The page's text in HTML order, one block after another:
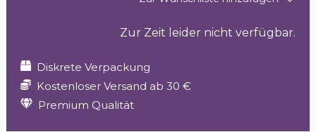
Zur Zeit leider nicht verfügbar.
Diskrete Verpackung
Kostenloser Versand ab 30 €
Premium Qualität